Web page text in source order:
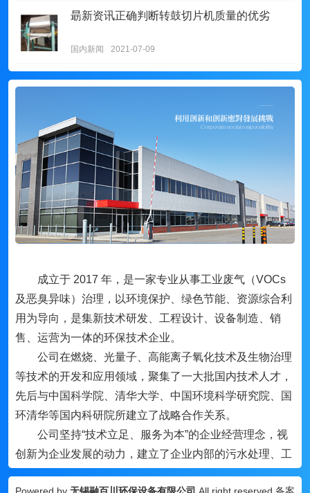
朂新资讯正确判断转鼓切片机质量的优劣
国内新闻 2021-07-09
成立于 2017 年，是一家专业从事工业废气（VOCs
及恶臭异味）治理，以环境保护、绿色节能、资源综合利
用为导向，是集新技术研发、工程设计、设备制造、销
售、运营为一体的环保技术企业。
公司在燃烧、光量子、高能离子氧化技术及生物治理
等技术的开发和应用领域，聚集了一大批国内技术人才，
先后与中国科学院、 清华大学、中国环境科学研究院、国
环清华等国内科研院所建立了战略合作关系。
公司坚持“技术立足、服务为本”的企业经营理念，视
创新为企业发展的动力，建立了企业内部的污水处理、工